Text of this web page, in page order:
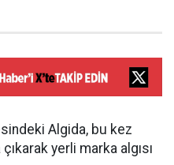
Algida, bu kez
yerli marka algısı